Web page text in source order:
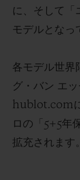
に、そして「
モデルとなっ
各モデル世界
グ・バン エ
hublot.com
ロの「5+5年
拡充されます。